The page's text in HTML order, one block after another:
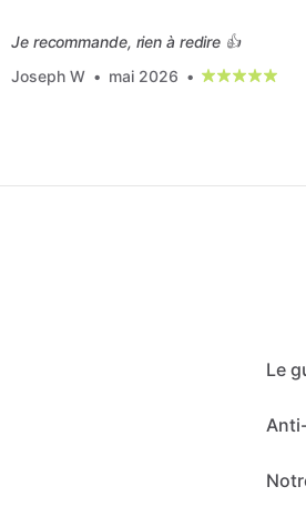
Je recommande, rien à redire 👍
Joseph W • mai 2026 •
Le